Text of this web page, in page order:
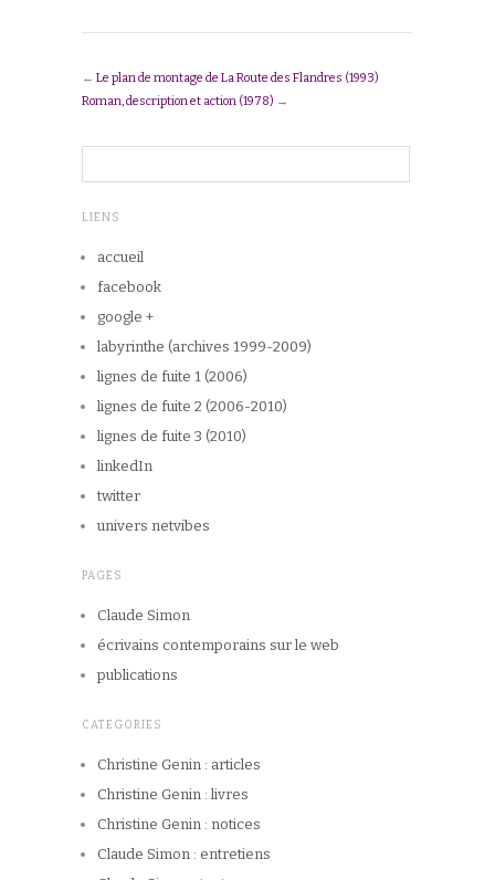
← Le plan de montage de La Route des Flandres (1993)
Roman, description et action (1978) →
LIENS
accueil
facebook
google +
labyrinthe (archives 1999-2009)
lignes de fuite 1 (2006)
lignes de fuite 2 (2006-2010)
lignes de fuite 3 (2010)
linkedIn
twitter
univers netvibes
PAGES
Claude Simon
écrivains contemporains sur le web
publications
CATEGORIES
Christine Genin : articles
Christine Genin : livres
Christine Genin : notices
Claude Simon : entretiens